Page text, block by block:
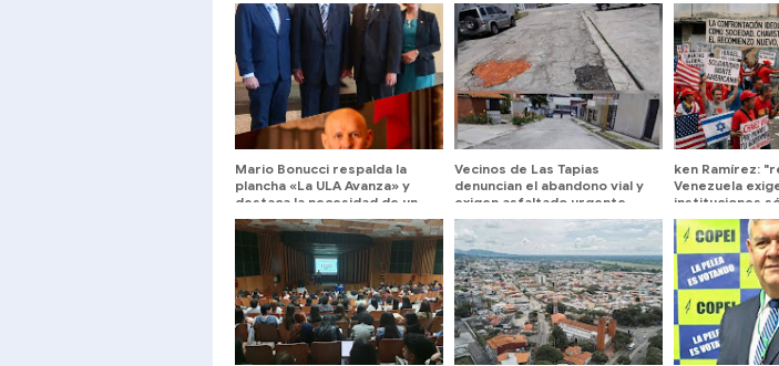
Mario Bonucci respalda la
plancha «La ULA Avanza» y
destaca la necesidad de un
equipo con experiencia
comprobada
Vecinos de Las Tapias
denuncian el abandono vial y
exigen asfaltado urgente
ken Ramírez:
Venezuela
instituciones
agenda
interés